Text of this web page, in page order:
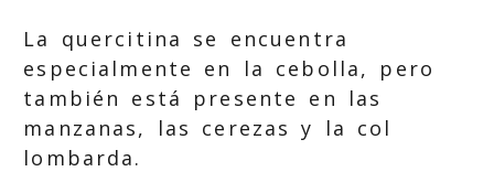
La quercitina se encuentra
especialmente en la cebolla, pero
también está presente en las
manzanas, las cerezas y la col
lombarda.